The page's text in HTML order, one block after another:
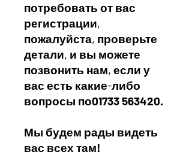
потребовать от вас
регистрации,
пожалуйста, проверьте
детали, и вы можете
позвонить нам, если у
вас есть какие-либо
вопросы по01733 563420.
Мы будем рады видеть
вас всех там!